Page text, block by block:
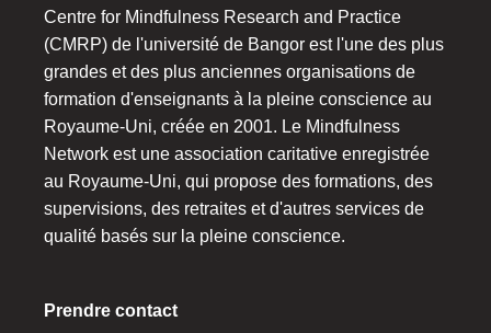
Centre for Mindfulness Research and Practice
(CMRP) de l'université de Bangor est l'une des plus
grandes et des plus anciennes organisations de
formation d'enseignants à la pleine conscience au
Royaume-Uni, créée en 2001. Le Mindfulness
Network est une association caritative enregistrée
au Royaume-Uni, qui propose des formations, des
supervisions, des retraites et d'autres services de
qualité basés sur la pleine conscience.
Prendre contact